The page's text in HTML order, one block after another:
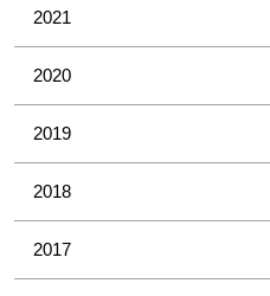
2021
2020
2019
2018
2017